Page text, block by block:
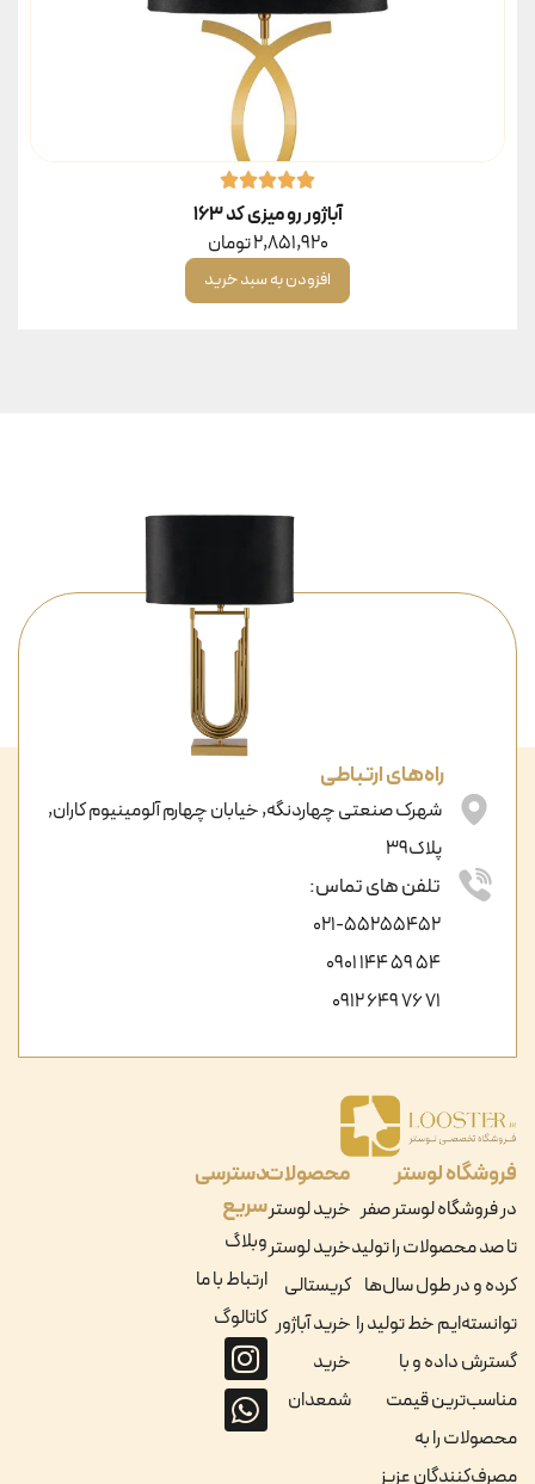
آباژور رو میزی کد ۱۶۳
2,851,920تومان
افزودن به سبد خرید
فروشگاه لوستر
در فروشگاه لوستر صفر
تا صد محصولات را تولید
کرده و در طول سال‌ها
توانسته‌ایم خط تولید را
گسترش داده و با
مناسب‌ترین قیمت
محصولات را به
مصرف‌کنندگان عزیز
محصولات
خرید لوستر
خرید لوستر
کریستالی
خرید آباژور
خرید
شمعدان
دسترسی
سریع
وبلاگ
ارتباط با ما
کاتالوگ
راه‌های ارتباطی
شهرک صنعتی چهاردنگه, خیابان چهارم آلومینیوم کاران,
پلاک39
تلفن های تماس:
021-55255452
54 59 144 0901
71 76 649 0912